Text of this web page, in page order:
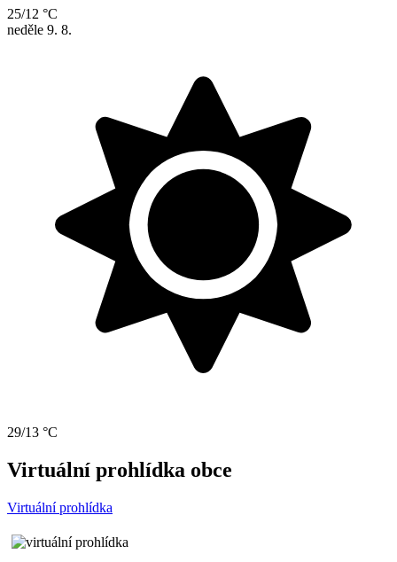
25/12 °C
neděle 9. 8.
29/13 °C
Virtuální prohlídka obce
Virtuální prohlídka